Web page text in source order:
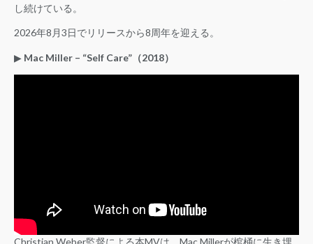
し続けている。
2026年8月3日でリリースから8周年を迎える。
▶︎ Mac Miller – “Self Care”（2018）